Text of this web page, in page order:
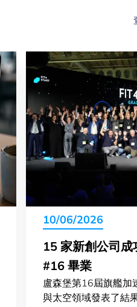
10/06/2026
15 家新創公司成
#16 畢業
盧森堡第16屆旗艦加
與太空領域發表了結果